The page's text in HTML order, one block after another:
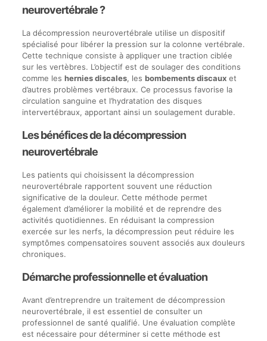
neurovertébrale ?
La décompression neurovertébrale utilise un dispositif
spécialisé pour libérer la pression sur la colonne vertébrale.
Cette technique consiste à appliquer une traction ciblée
sur les vertèbres. L’objectif est de soulager des conditions
comme les hernies discales, les bombements discauxet
d’autres problèmes vertébraux. Ce processus favorise la
circulation sanguine et l’hydratation des disques
intervertébraux, apportant ainsi un soulagement durable.
Les bénéfices de la décompression
neurovertébrale
Les patients qui choisissent la décompression
neurovertébrale rapportent souvent une réduction
significative de la douleur. Cette méthode permet
également d’améliorer la mobilité et de reprendre des
activités quotidiennes. En réduisant la compression
exercée sur les nerfs, la décompression peut réduire les
symptômes compensatoires souvent associés aux douleurs
chroniques.
Démarche professionnelle et évaluation
Avant d’entreprendre un traitement de décompression
neurovertébrale, il est essentiel de consulter un
professionnel de santé qualifié. Une évaluation complète
est nécessaire pour déterminer si cette méthode est